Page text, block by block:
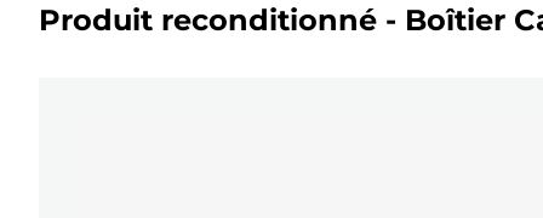
Produit reconditionné - Boîtier